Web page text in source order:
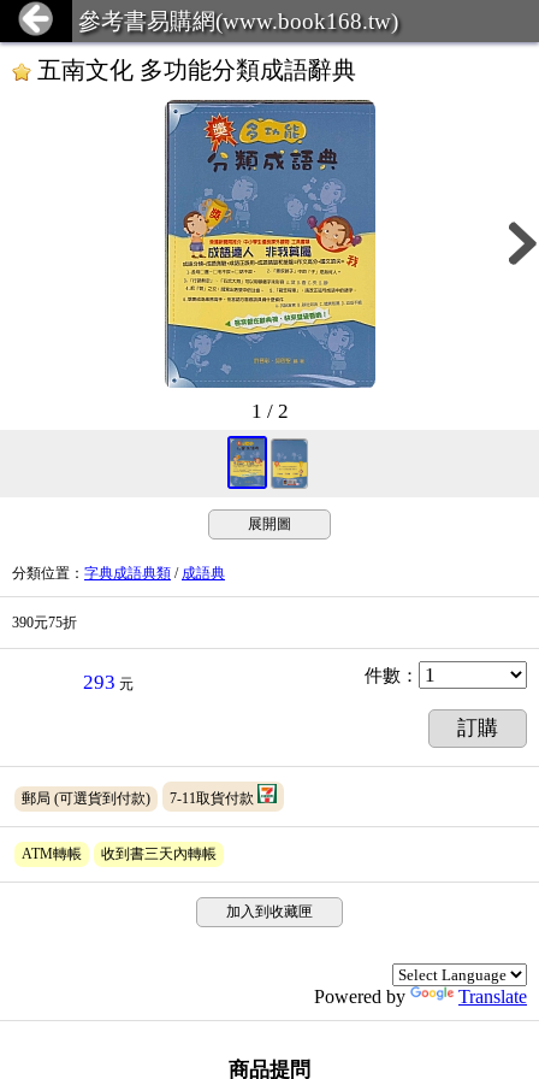
參考書易購網(www.book168.tw)
五南文化 多功能分類成語辭典
1 / 2
展開圖
分類位置 ： 字典成語典類 / 成語典
390元75折
293 元 件數 ：
訂購
郵局 (可選貨到付款) 7-11取貨付款
ATM轉帳 收到書三天內轉帳
加入到收藏匣
Powered by Translate
商品提問